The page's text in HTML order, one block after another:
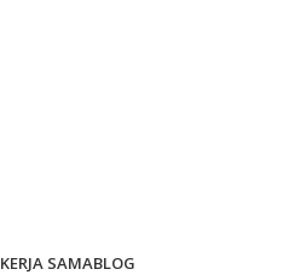
KERJA SAMABLOG